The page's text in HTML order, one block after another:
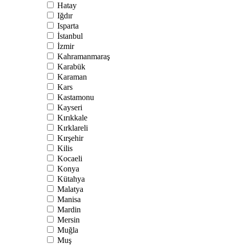
Hatay
Iğdır
Isparta
İstanbul
İzmir
Kahramanmaraş
Karabük
Karaman
Kars
Kastamonu
Kayseri
Kırıkkale
Kırklareli
Kırşehir
Kilis
Kocaeli
Konya
Kütahya
Malatya
Manisa
Mardin
Mersin
Muğla
Muş